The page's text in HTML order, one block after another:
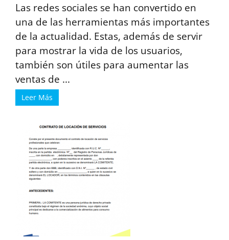
Las redes sociales se han convertido en
una de las herramientas más importantes
de la actualidad. Estas, además de servir
para mostrar la vida de los usuarios,
también son útiles para aumentar las
ventas de ...
Leer Más